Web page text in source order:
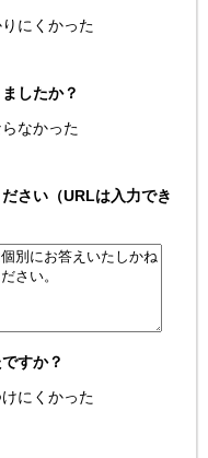
にくかった
したか？
なかった
さい（URLは入力でき
すか？
にくかった